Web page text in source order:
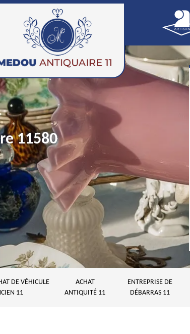
11580
DE VÉHICULE
11
ACHAT
ANTIQUITÉ 11
ENTREPRISE DE
DÉBARRAS 11